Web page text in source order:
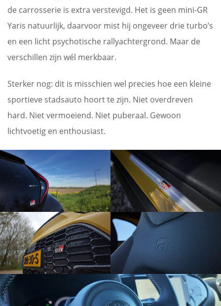
de carrosserie is extra verstevigd. Het is geen mini-GR
Yaris natuurlijk, daarvoor mist hij ongeveer drie turbo’s
en een licht psychotische rallyachtergrond. Maar de
verschillen zijn wél merkbaar.
Sterker nog: dit is misschien wel precies hoe een kleine
sportieve stadsauto hoort te zijn. Niet overdreven
hard. Niet vermoeiend. Niet puberaal. Gewoon
lichtvoetig en enthousiast.